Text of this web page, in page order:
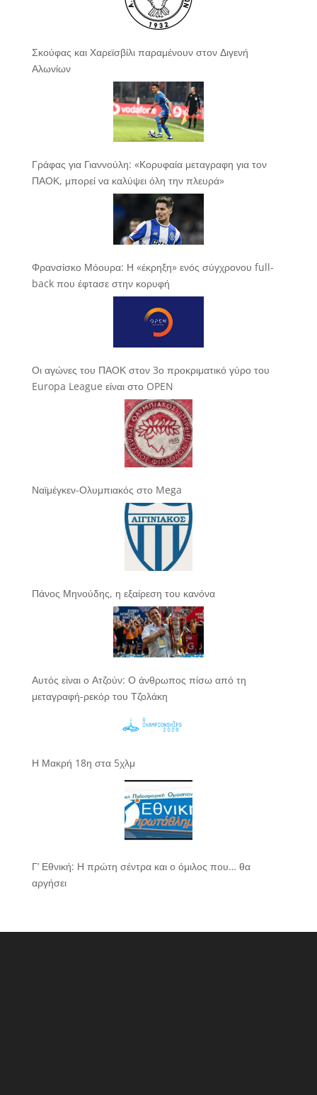
Σκούφας και Χαρεϊσβίλι παραμένουν στον Διγενή
Αλωνίων
Γράφας για Γιαννούλη: «Κορυφαία μεταγραφη για τον
ΠΑΟΚ, μπορεί να καλύψει όλη την πλευρά»
Φρανσίσκο Μόουρα: Η «έκρηξη» ενός σύγχρονου full-
back που έφτασε στην κορυφή
Οι αγώνες του ΠΑΟΚ στον 3ο προκριματικό γύρο του
Europa League είναι στο OPEN
Ναϊμέγκεν-Ολυμπιακός στο Mega
Πάνος Μηνούδης, η εξαίρεση του κανόνα
Αυτός είναι ο Ατζούν: Ο άνθρωπος πίσω από τη
μεταγραφή-ρεκόρ του Τζολάκη
Η Μακρή 18η στα 5χλμ
Γ’ Εθνική: Η πρώτη σέντρα και ο όμιλος που… θα
αργήσει